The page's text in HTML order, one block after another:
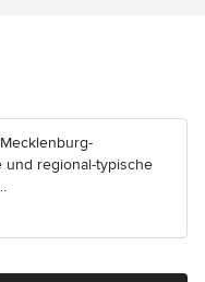
Sternen
und regional-typische